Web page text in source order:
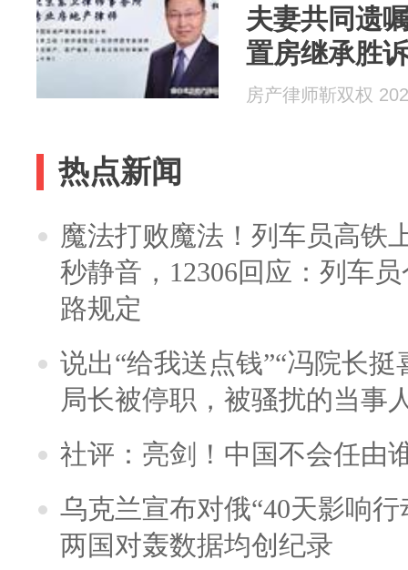
夫妻共同遗
置房继承胜
房产律师靳双权
热点新闻
魔法打败魔法！列车员高铁
秒静音，12306回应：列车
路规定
说出“给我送点钱”“冯院长
局长被停职，被骚扰的当事
社评：亮剑！中国不会任由
乌克兰宣布对俄“40天影响
两国对轰数据均创纪录